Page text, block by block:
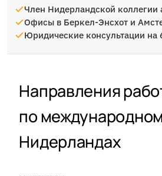
Член Нидерландской коллегии
Офисы в Беркел-Энсхот и
Юридические консультации на
Направления
по
Нидерландах